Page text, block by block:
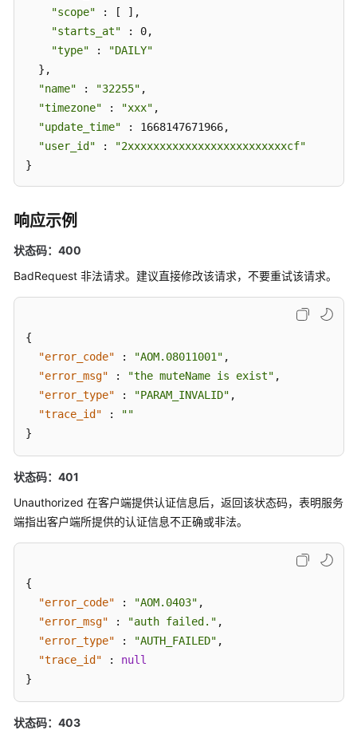
事
件
告
警
规
则
监
控
则
查
询
信
息
件
告
警
信
"scope" : [ ],
"starts_at" : 0,
"type" :
"DAILY"
  },
"name" : "32255" ,
"timezone" : "xxx" ,
"update_time" : 1668147671966,
"user_id" :
"2xxxxxxxxxxxxxxxxxxxxxxxxxcf"
}
响应示例
状态码：400
BadRequest 非法请求。建议直接修改该请求，不要重试该请求。
{
"error_code"
: "AOM.08011001" ,
"error_msg"
: "the muteName is exist" ,
"error_type"
: "PARAM_INVALID" ,
"trace_id"
:
""
}
状态码：401
Unauthorized 在客户端提供认证信息后，返回该状态码，表明服务
端指出客户端所提供的认证信息不正确或非法。
{
"error_code"
: "AOM.0403" ,
"error_msg"
: "auth failed." ,
"error_type"
: "AUTH_FAILED" ,
"trace_id"
:
null
}
状态码：403